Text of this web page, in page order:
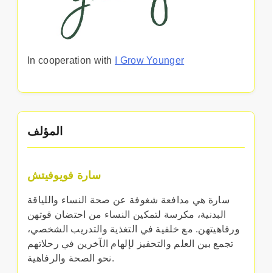
In cooperation with I Grow Younger
المؤلف
سارة فويوفيتش
سارة هي مدافعة شغوفة عن صحة النساء واللياقة
البدنية، مكرسة لتمكين النساء من احتضان قوتهن
ورفاهيتهن. مع خلفية في التغذية والتدريب الشخصي،
تجمع بين العلم والتحفيز لإلهام الآخرين في رحلاتهم
نحو الصحة والرفاهية.